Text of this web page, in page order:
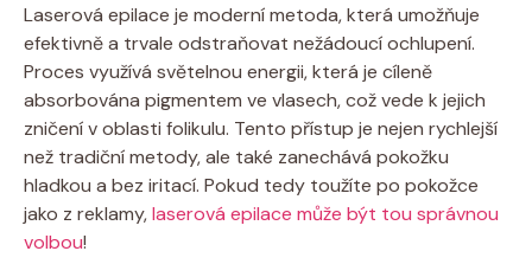
Laserová epilace je moderní metoda, která umožňuje
efektivně a trvale odstraňovat nežádoucí ochlupení.
Proces využívá světelnou energii, která je cíleně
absorbována pigmentem ve vlasech, což vede k jejich
zničení v oblasti folikulu. Tento přístup je nejen rychlejší
než tradiční metody, ale také zanechává pokožku
hladkou a bez iritací. Pokud tedy toužíte po pokožce
jako z reklamy,laserová epilace může být tou správnou
volbou!